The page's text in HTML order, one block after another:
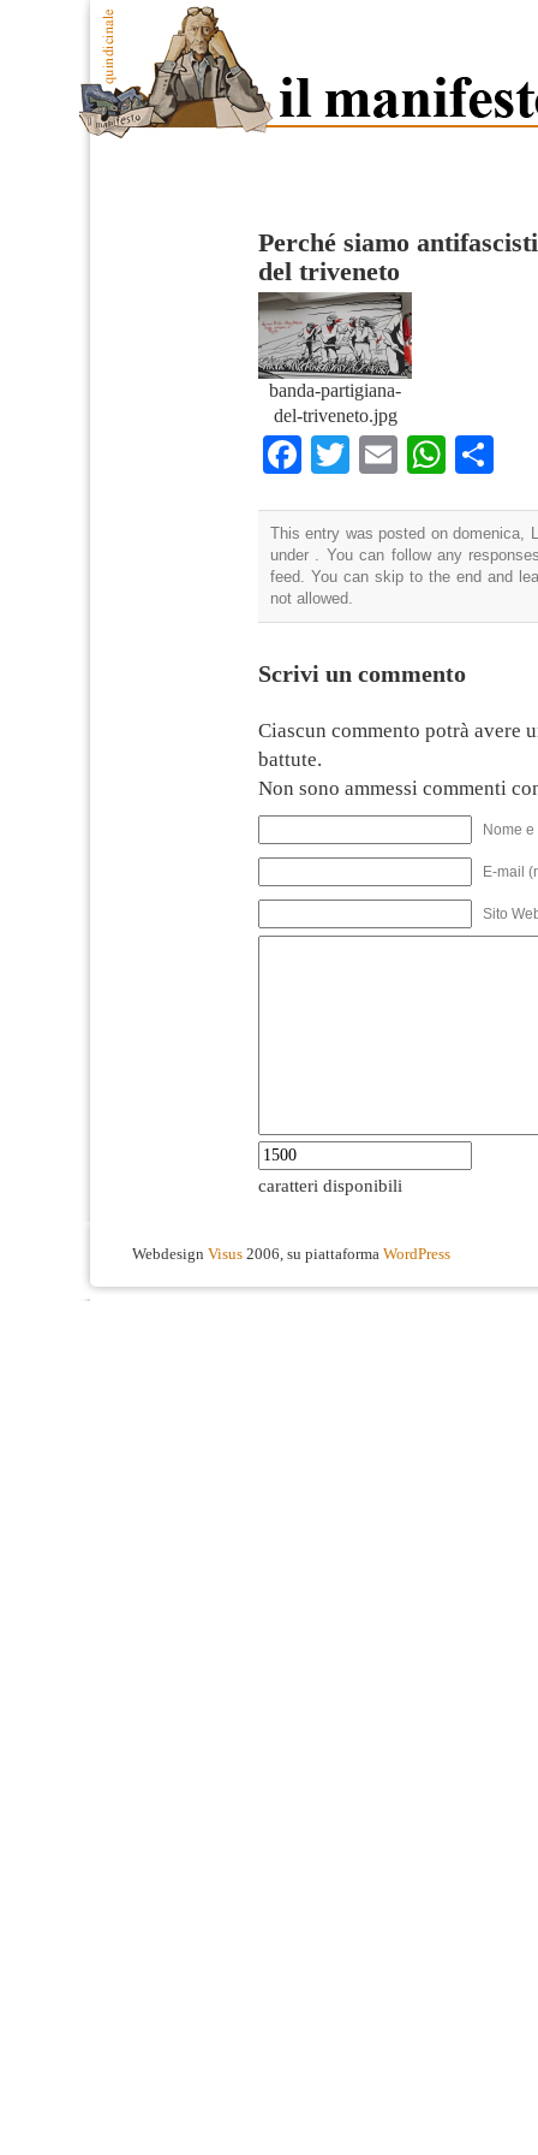
Perché siamo antifascisti
del triveneto
banda-partigiana-
del-triveneto.jpg
Facebook
TwitterEmail
This entry was posted on domenica,
under . You can follow any
feed. You can skip to the end and
not allowed.
Scrivi un commento
Ciascun commento potrà avere
battute.
Non sono ammessi commenti
Nome
E-mail
Sito
caratteri disponibili
Webdesign Visus 2006, su piattaforma WordPress